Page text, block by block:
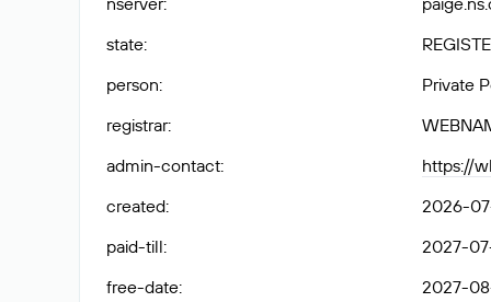
state:
person:
Private
registrar:
admin-contact:
https://
created:
2026-
paid-till:
2027-
free-date: 2027-